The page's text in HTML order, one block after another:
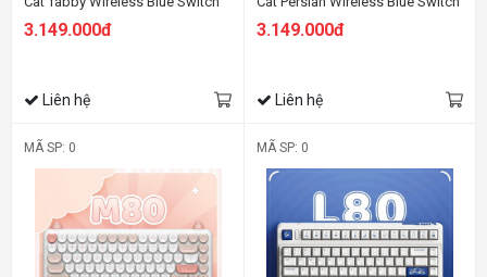
3.149.000đ
Liên hệ
3.149.000đ
Liên hệ
MÃ SP: 0 MÃ SP: 0